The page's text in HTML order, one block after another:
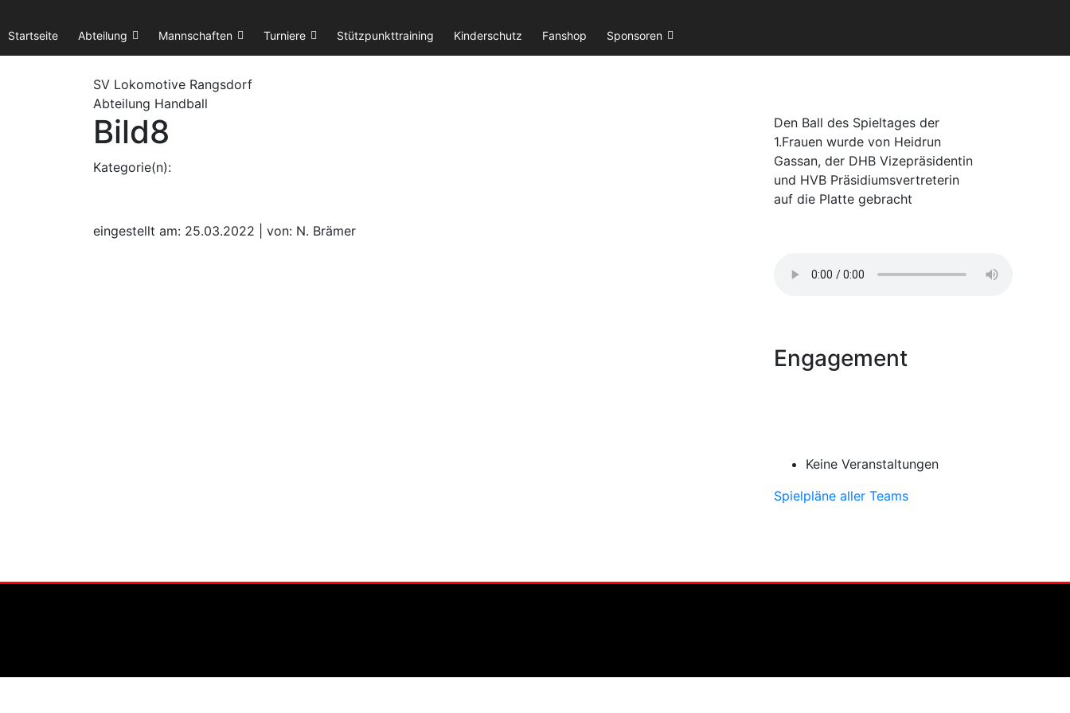
Startseite Abteilung Mannschaften Turniere Stützpunkttraining Kinderschutz Fanshop Sponsoren
SV Lokomotive Rangsdorf
Abteilung Handball
Bild8
Kategorie(n):
eingestellt am: 25.03.2022 | von: N. Brämer
Den Ball des Spieltages der
1.Frauen wurde von Heidrun
Gassan, der DHB Vizepräsidentin
und HVB Präsidiumsvertreterin
auf die Platte gebracht
Engagement
Keine Veranstaltungen
Spielpläne aller Teams